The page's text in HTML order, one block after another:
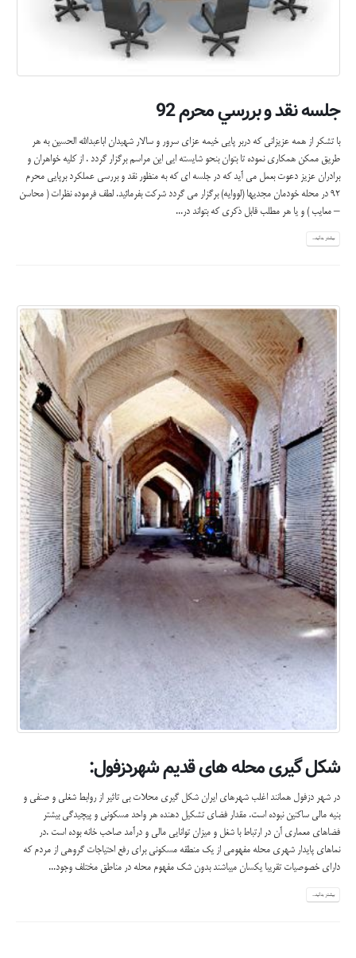
جلسه نقد و بررسي محرم 92
با تشكر از همه عزيزاني كه دربر پايي خيمه عزاي سرور و سالار شهيدان اباعبدالله الحسين به هر
طريق ممكن همكاري نموده تا بتوان بنحو شايسته ايي اين مراسم برگزار گردد . از كليه خواهران و
برادران عزيز دعوت بعمل مي آيد كه در جلسه اي كه به منظور نقد و بررسي عملكرد برپايي محرم
92 در محله خودمان مجديها (لووايه) برگزار مي گردد شركت بفرمائيد. لطف فرموده نظرات ( محاسن
– معايب ) و يا هر مطلب قابل ذكري كه بتواند در...
بیشتر بدانید...
شکل گیری محله های قدیم شهردزفول:
در شهر دزفول همانند اغلب شهرهای ایران شکل گیری محلات بی تاثیر از روابط شغلی و صنفی و
بنیه مالی ساکنین نبوده است. مقدار فضای تشکیل دهنده هر واحد مسکونی و پیچیدگی بیشتر
فضاهای معماری آن در ارتباط با شغل و میزان توانایی مالی و درآمد صاحب خانه بوده است .در
نماهای پایدار شهری محله مفهومی از یک منطقه مسکونی برای رفع احتیاجات گروهی از مردم که
دارای خصوصیات تقریبا یکسان میباشند بدون شک مفهوم محله در مناطق مختلف وجود...
بیشتر بدانید...